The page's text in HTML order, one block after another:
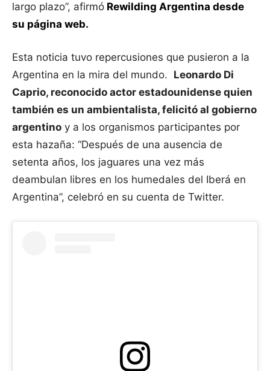
largo plazo”, afirmó Rewilding Argentina desde
su página web.
Esta noticia tuvo repercusiones que pusieron a la
Argentina en la mira del mundo. Leonardo Di
Caprio, reconocido actor estadounidense quien
también es un ambientalista, felicitó al gobierno
argentino y a los organismos participantes por
esta hazaña: “Después de una ausencia de
setenta años, los jaguares una vez más
deambulan libres en los humedales del Iberá en
Argentina”, celebró en su cuenta de Twitter.